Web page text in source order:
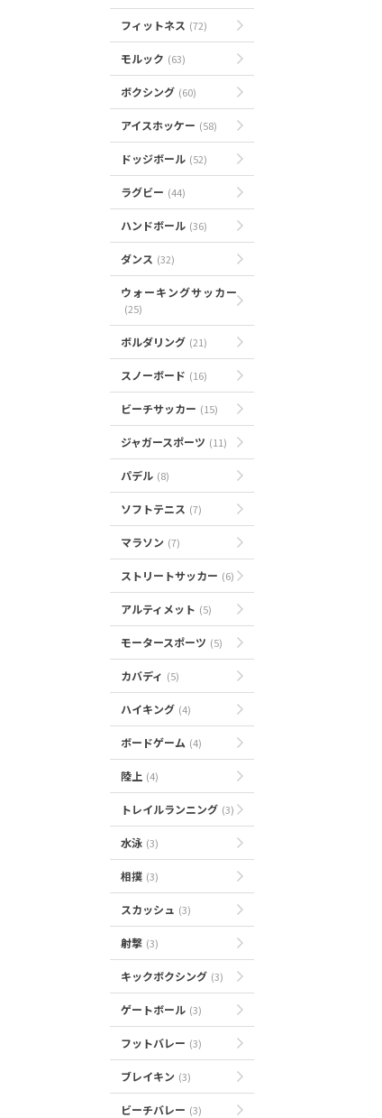
フィットネス (72)
モルック (63)
ボクシング (60)
アイスホッケー (58)
ドッジボール (52)
ラグビー (44)
ハンドボール (36)
ダンス (32)
ウォーキングサッカー
(25)
ボルダリング (21)
スノーボード (16)
ビーチサッカー (15)
ジャガースポーツ (11)
パデル (8)
ソフトテニス (7)
マラソン (7)
ストリートサッカー (6)
アルティメット (5)
モータースポーツ (5)
カバディ (5)
ハイキング (4)
ボードゲーム (4)
陸上 (4)
トレイルランニング (3)
水泳 (3)
相撲 (3)
スカッシュ (3)
射撃 (3)
キックボクシング (3)
ゲートボール (3)
フットバレー (3)
ブレイキン (3)
ビーチバレー (3)